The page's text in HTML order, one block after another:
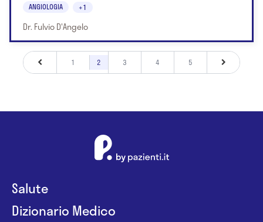
ANGIOLOGIA +1
Dr. Fulvio D'Angelo
1 2 3 4 5
Salute
Dizionario Medico